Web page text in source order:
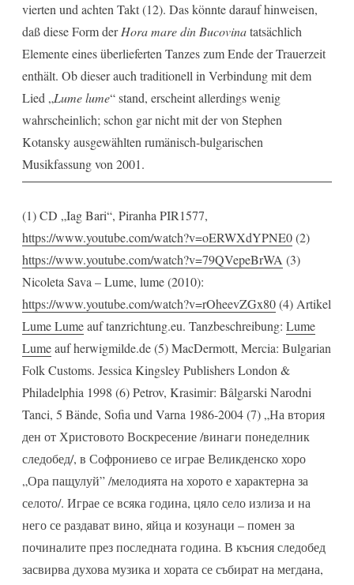
vierten und achten Takt (12). Das könnte darauf hinweisen,
daß diese Form derHora mare din Bucovinatatsächlich
Elemente eines überlieferten Tanzes zum Ende der Trauerzeit
enthält. Ob dieser auch traditionell in Verbindung mit dem
Lied „Lume lume“ stand, erscheint allerdings wenig
wahrscheinlich; schon gar nicht mit der von Stephen
Kotansky ausgewählten rumänisch-bulgarischen
Musikfassung von 2001.
(1) CD „Iag Bari“, Piranha PIR1577,
https://www.youtube.com/watch?v=oERWXdYPNE0(2)
https://www.youtube.com/watch?v=79QVepeBrWA (3)
Nicoleta Sava – Lume, lume (2010):
https://www.youtube.com/watch?v=rOheevZGx80(4) Artikel
Lume Lumeauf tanzrichtung.eu. Tanzbeschreibung: Lume
Lumeauf herwigmilde.de (5) MacDermott, Mercia: Bulgarian
Folk Customs. Jessica Kingsley Publishers London &
Philadelphia 1998 (6) Petrov, Krasimir: Bâlgarski Narodni
Tanci, 5 Bände, Sofia und Varna 1986-2004 (7) „На втория
ден от Христовото Воскресение /винаги понеделник
следобед/, в Софрониево се играе Великденско хоро
„Ора пащулуй” /мелодията на хорото е характерна за
селото/. Играе се всяка година, цяло село излиза и на
него се раздават вино, яйца и козунаци – помен за
починалите през последната година. В късния следобед
засвирва духова музика и хората се събират на мегдана,